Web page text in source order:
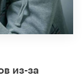
из-за